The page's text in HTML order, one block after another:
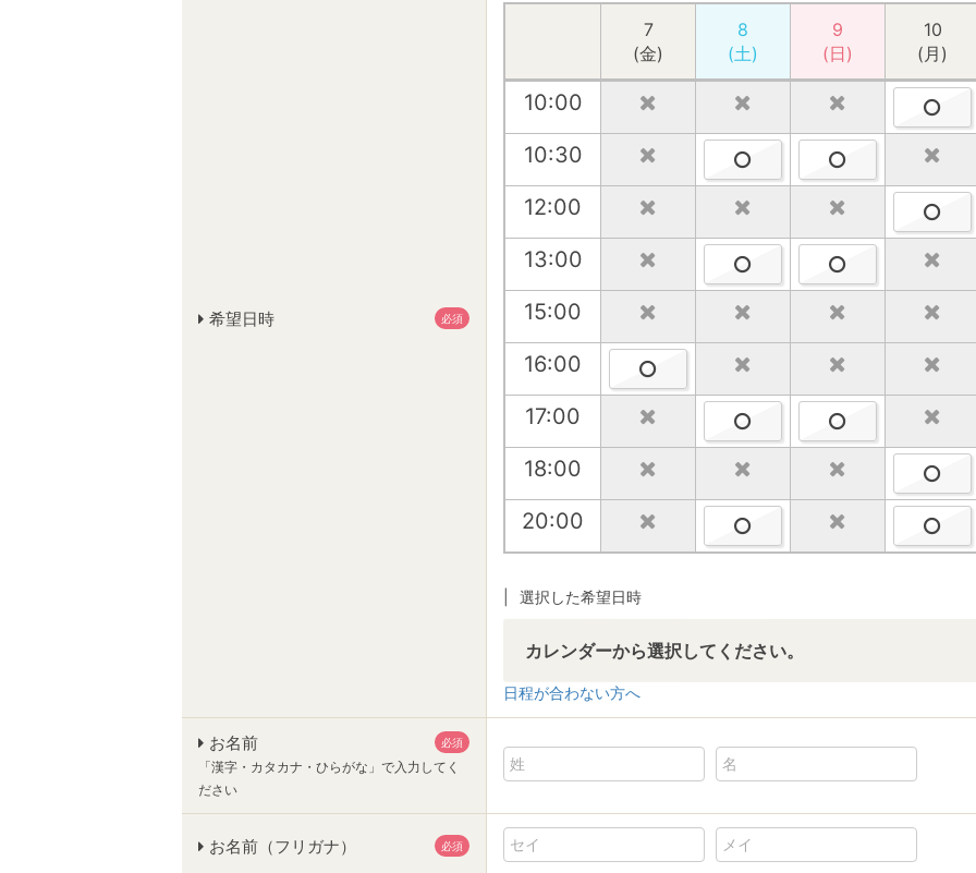
必須
希望日時
7
(金)
8
(土)
9
(日)
10
(月)
10:00
10:30
12:00
13:00
15:00
16:00
17:00
18:00
20:00
14
(金)
15
(土)
16
(日)
17
(月)
10:00
10:30
12:00
13:00
15:00
16:00
17:00
18:00
20:00
選択した希望日時
カレンダーから選択してください。
日程が合わない方へ
必須
お名前
「漢字・カタカナ・ひらがな」で入力してく
ださい
必須
お名前（フリガナ）